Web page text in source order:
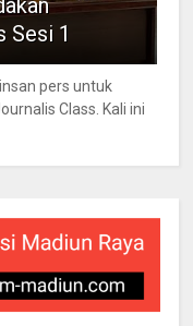
Sesi 1
pers untuk
Class. Kali ini